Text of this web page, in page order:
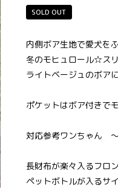
SOLD OUT
内側ボア生地で愛犬を
冬のモヒュロール☆ス
ライトベージュのボア
ポケットはボア付きで
対応参考ワンちゃん
長財布が楽々入るフロ
ペットボトルが入る